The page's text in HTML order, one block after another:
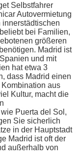
Selbstfahrer
Autovermietung
bei Familien,
größeren
Madrid ist
und mit
hat etwa 3
dass Madrid einen
aus
Kultur, macht die
Puerta del Sol,
Sie sicherlich
in der Hauptstadt
Madrid ist oft der
außerhalb von